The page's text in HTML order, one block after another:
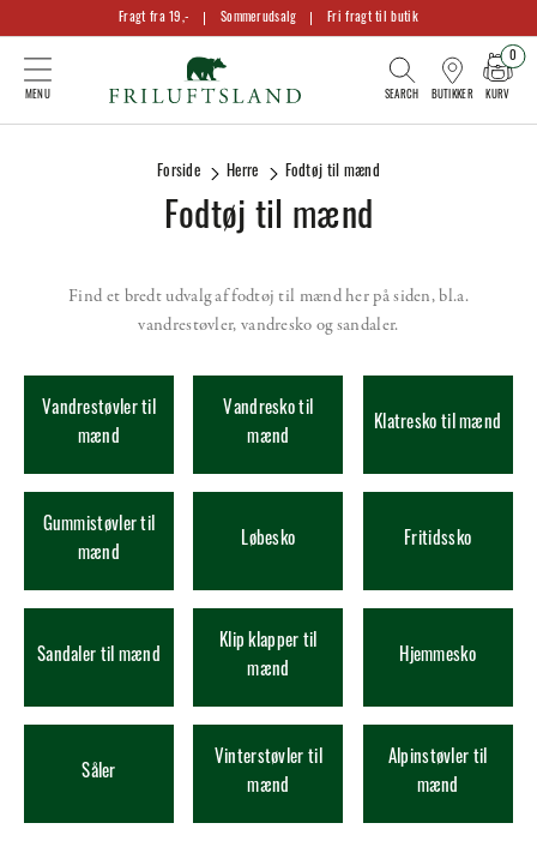
Fragt fra 19,- Sommerudsalg Fri fragt til butik
BUTIKKER KURV
0
Fodtøj til mænd
Forside Herre Fodtøj til mænd
​Find et bredt udvalg af fodtøj til mænd her på siden, bl.a.
vandrestøvler, vandresko ogsandaler.
Vandrestøvler til
mænd
Vandresko til
mænd
Klatresko til mænd
Gummistøvler til
mænd
Løbesko Fritidssko
Sandaler til mænd
Klip klapper til
mænd
Hjemmesko
Såler
Vinterstøvler til
mænd
Alpinstøvler til
mænd